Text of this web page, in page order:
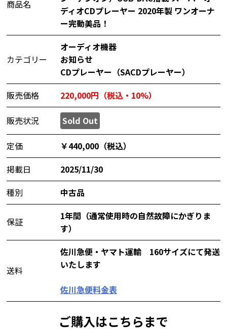
商品名
ディオCDプレーヤー 2020年製 ワンオーナ
ー完動美品！
カテゴリー
オーディオ機器
お知らせ
CDプレーヤー（SACDプレーヤー）
販売価格
220,000円（税込・10%）
販売状況 Sold Out
定価
￥440,000（税込）
掲載日
2025/11/30
種別
中古品
保証
1年間（通常使用時の自然故障にかぎりま
す）
送料
佐川急便・ヤマト運輸 160サイズにて発送
いたします
佐川急便料金表
ご購入はこちらまで